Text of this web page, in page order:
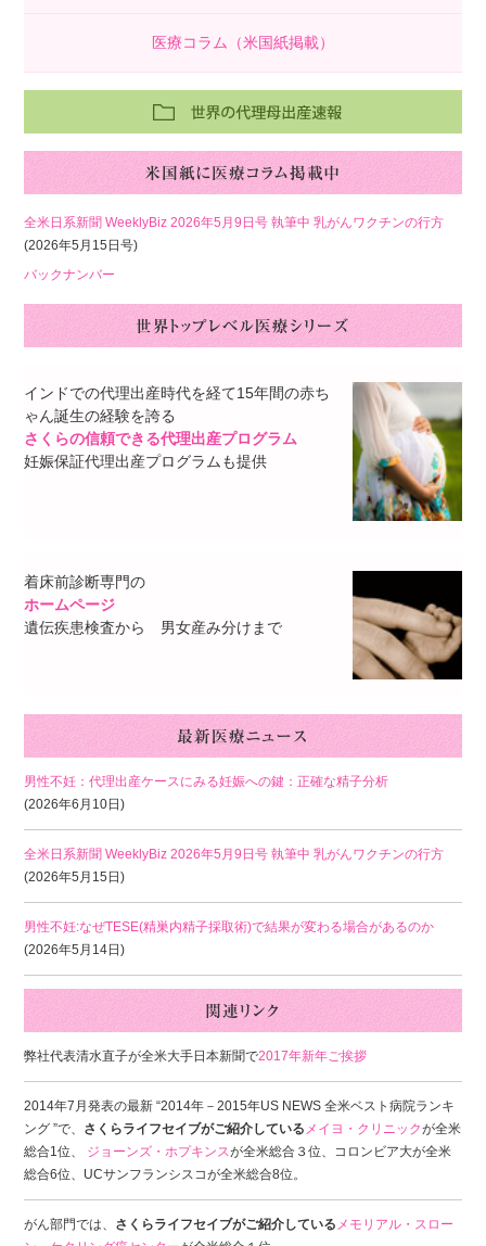
医療コラム（米国紙掲載）
全米日系新聞 WeeklyBiz 2026年5月9日号 執筆中 乳がんワクチンの行方
(2026年5月15日号)
バックナンバー
インドでの代理出産時代を経て15年間の赤ち
ゃん誕生の経験を誇る
さくらの信頼できる代理出産プログラム
妊娠保証代理出産プログラムも提供
着床前診断専門の
ホームページ
遺伝疾患検査から 男女産み分けまで
男性不妊：代理出産ケースにみる妊娠への鍵：正確な精子分析
(2026年6月10日)
全米日系新聞 WeeklyBiz 2026年5月9日号 執筆中 乳がんワクチンの行方
(2026年5月15日)
男性不妊:なぜTESE(精巣内精子採取術)で結果が変わる場合があるのか
(2026年5月14日)
弊社代表清水直子が全米大手日本新聞で2017年新年ご挨拶
2014年7月発表の最新 “2014年－2015年US NEWS 全米ベスト病院ランキ
ング ”で、 さくらライフセイブがご紹介している メイヨ・クリニックが全米
総合1位、 ジョーンズ・ホプキンスが全米総合３位、コロンビア大が全米
総合6位、UCサンフランシスコが全米総合8位。
がん部門では、 さくらライフセイブがご紹介している メモリアル・スロー